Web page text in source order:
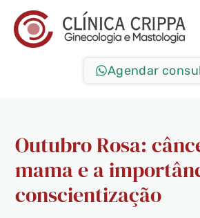
Agendar
Outubro Rosa:
mama e a
conscientização